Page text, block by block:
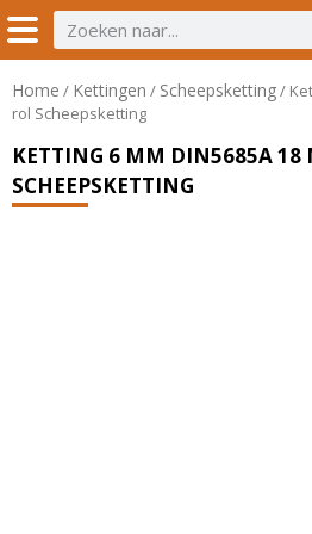
Home / Kettingen / Scheepsketting/
rol Scheepsketting
KETTING 6 MM DIN5685A 18
SCHEEPSKETTING